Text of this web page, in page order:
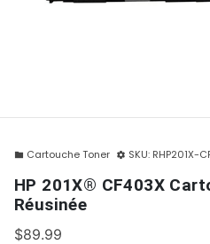
folder Cartouche Toner settings SKU: RHP201X-
HP 201X® CF403X
Réusinée
$89.99